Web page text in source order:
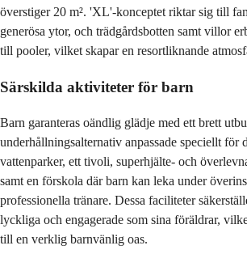
överstiger 20 m². 'XL'-konceptet riktar sig till
generösa ytor, och trädgårdsbotten samt villor
till pooler, vilket skapar en resortliknande
Särskilda aktiviteter för barn
Barn garanteras oändlig glädje med ett brett
underhållningsalternativ anpassade speciellt för
vattenparker, ett tivoli, superhjälte- och
samt en förskola där barn kan leka under
professionella tränare. Dessa faciliteter
lyckliga och engagerade som sina föräldrar,
till en verklig barnvänlig oas.